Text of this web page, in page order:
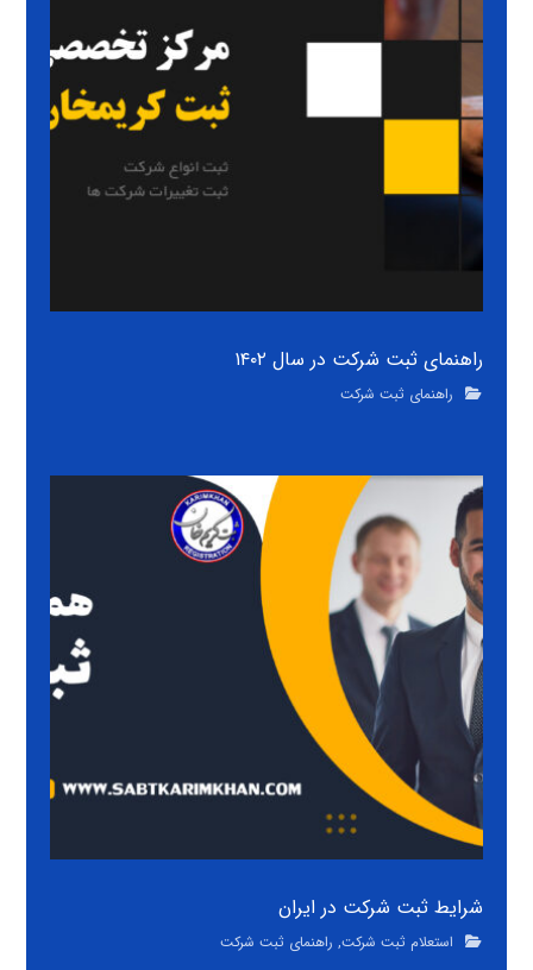
راهنمای ثبت شرکت در سال ۱۴۰۲
راهنمای ثبت شرکت
شرایط ثبت شرکت در ایران
استعلام ثبت شرکت, راهنمای ثبت شرکت